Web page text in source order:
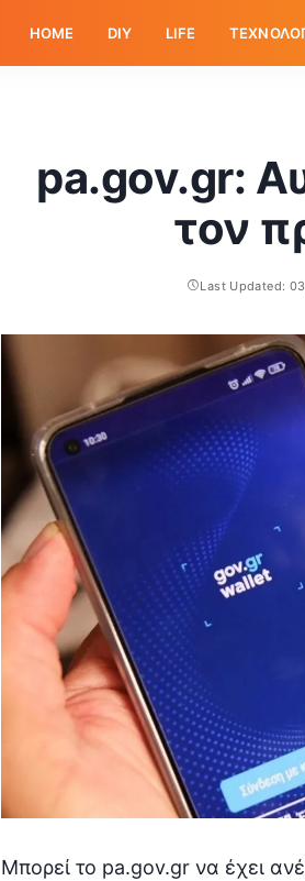
HOME DIY LIFE
pa.gov.gr:
τον
Last Updated:
Μπορεί το pa.gov.gr να έχει